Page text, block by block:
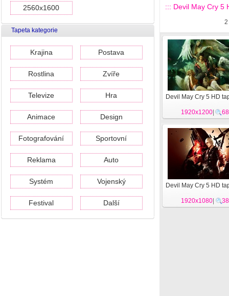
2560x1600
Tapeta kategorie
Krajina Postava
Rostlina Zvíře
Televize Hra
Animace Design
Fotografování Sportovní
Reklama Auto
Systém Vojenský
Festival Další
::: Devil May Cry 5
2
Devil May Cry 5 HD
1920x1200
Devil May Cry 5 HD
1920x1080